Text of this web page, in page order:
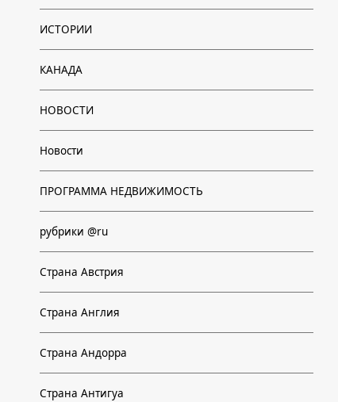
ИСТОРИИ
КАНАДА
НОВОСТИ
Новости
ПРОГРАММА НЕДВИЖИМОСТЬ
рубрики @ru
Страна Австрия
Страна Англия
Страна Андорра
Страна Антигуа